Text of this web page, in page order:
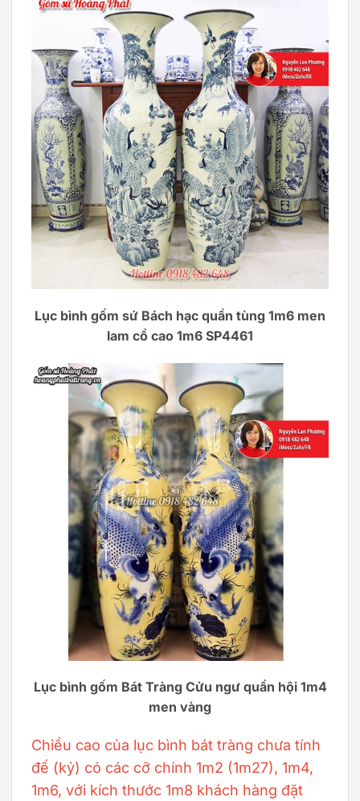
Lục bình gốm sứ Bách hạc quần tùng 1m6 men
lam cổ cao 1m6 SP4461
Lục bình gốm Bát Tràng Cửu ngư quần hội 1m4
men vàng
Chiều cao của lục bình bát tràng chưa tính
đế (kỷ) có các cỡ chính 1m2 (1m27), 1m4,
1m6, với kích thước 1m8 khách hàng đặt